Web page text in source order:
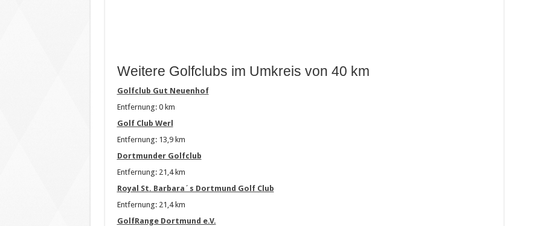
Weitere Golfclubs im Umkreis von 40 km
Golfclub Gut Neuenhof
Entfernung: 0 km
Golf Club Werl
Entfernung: 13,9 km
Dortmunder Golfclub
Entfernung: 21,4 km
Royal St. Barbara´s Dortmund Golf Club
Entfernung: 21,4 km
GolfRange Dortmund e.V.